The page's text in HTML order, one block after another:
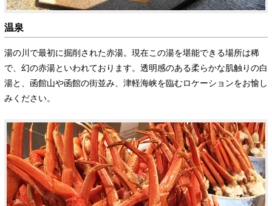
温泉
湯の川で最初に掘削された赤湯。現在この湯を堪能できる場所は稀
で、幻の赤湯といわれております。透明感のある柔らかな肌触りの白
湯と、函館山や函館の街並み、津軽海峡を臨むロケーションをお愉し
みください。